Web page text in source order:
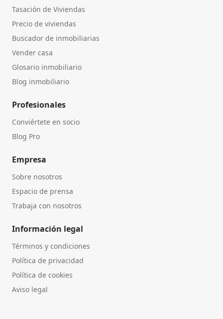
Tasación de Viviendas
Precio de viviendas
Buscador de inmobiliarias
Vender casa
Glosario inmobiliario
Blog inmobiliario
Profesionales
Conviértete en socio
Blog Pro
Empresa
Sobre nosotros
Espacio de prensa
Trabaja con nosotros
Información legal
Términos y condiciones
Política de privacidad
Política de cookies
Aviso legal